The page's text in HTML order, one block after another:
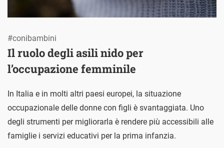
Il ruolo degli asili nido per
l’occupazione femminile
#conibambini
In Italia e in molti altri paesi europei, la situazione
occupazionale delle donne con figli è svantaggiata. Uno
degli strumenti per migliorarla è rendere più accessibili alle
famiglie i servizi educativi per la prima infanzia.